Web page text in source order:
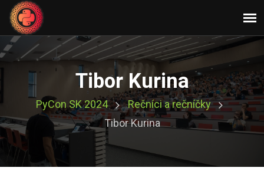
Tibor Kurina
PyCon SK 2024
Rečníci a rečníčky
Tibor Kurina